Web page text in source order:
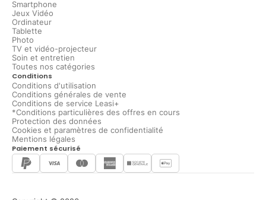
Smartphone
Jeux Vidéo
Ordinateur
Tablette
Photo
TV et vidéo-projecteur
Soin et entretien
Toutes nos catégories
Conditions
Conditions d'utilisation
Conditions générales de vente
Conditions de service Leasi+
*Conditions particulières des offres en cours
Protection des données
Cookies et paramètres de confidentialité
Mentions légales
Paiement sécurisé